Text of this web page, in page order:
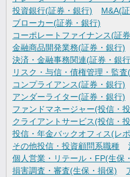
投資銀行(証券・銀行)
M&A(
ブローカー(証券・銀行)
コーポレートファイナンス(証
金融商品開発業務(証券・銀行)
決済・金融事務関連(証券・銀
リスク・与信・債権管理・監
コンプライアンス(証券・銀行)
アンダーライター(証券・銀行)
ファンドマネージャー(投信・
クライアントサービス(投信・
投信・年金バックオフィス(レ
その他投信・投資顧問系職種
個人営業・リテール・FP(生保
損害調査・審査(生保・損保)